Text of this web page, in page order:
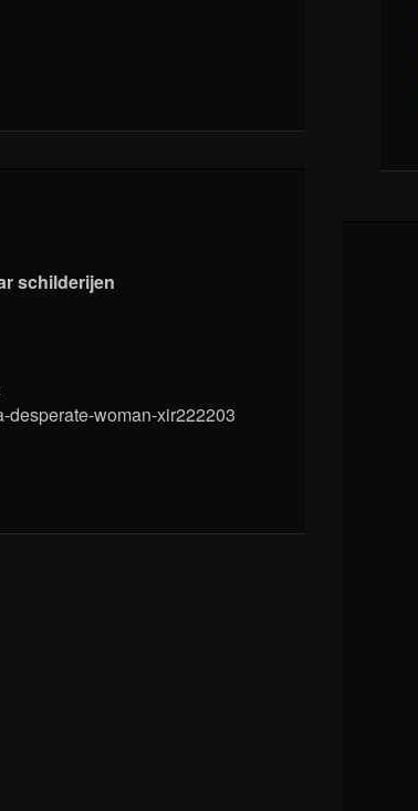
schilderijen
desperate-woman-xir222203